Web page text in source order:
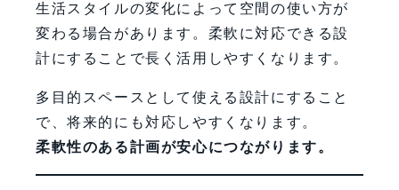
生活スタイルの変化によって空間の使い方が
変わる場合があります。柔軟に対応できる設
計にすることで長く活用しやすくなります。
多目的スペースとして使える設計にすること
で、将来的にも対応しやすくなります。
柔軟性のある計画が安心につながります。